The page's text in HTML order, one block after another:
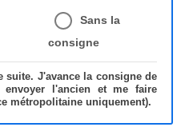
Sans la
consigne
suite. J'avance la consigne de
l'ancien et me faire
métropolitaine uniquement).